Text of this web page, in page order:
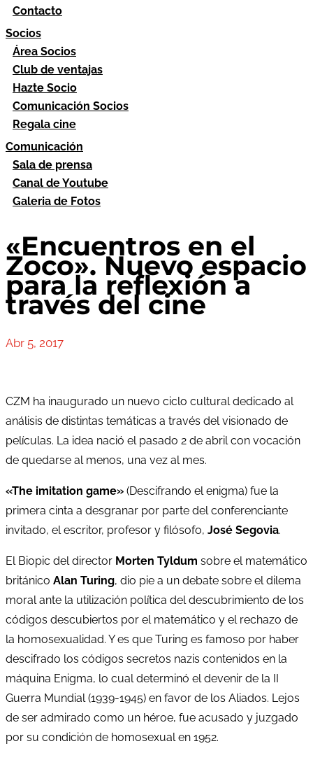
Contacto
Socios
Área Socios
Club de ventajas
Hazte Socio
Comunicación Socios
Regala cine
Comunicación
Sala de prensa
Canal de Youtube
Galeria de Fotos
«Encuentros en el
Zoco». Nuevo espacio
para la reflexión a
través del cine
Abr 5, 2017
CZM ha inaugurado un nuevo ciclo cultural dedicado al
análisis de distintas temáticas a través del visionado de
películas. La idea nació el pasado 2 de abril con vocación
de quedarse al menos, una vez al mes.
«The imitation game» (Descifrando el enigma) fue la
primera cinta a desgranar por parte del conferenciante
invitado, el escritor, profesor y filósofo, José Segovia.
El Biopic del director Morten Tyldum sobre el matemático
británico Alan Turing, dio pie a un debate sobre el dilema
moral ante la utilización política del descubrimiento de los
códigos descubiertos por el matemático y el rechazo de
la homosexualidad. Y es que Turing es famoso por haber
descifrado los códigos secretos nazis contenidos en la
máquina Enigma, lo cual determinó el devenir de la II
Guerra Mundial (1939-1945) en favor de los Aliados. Lejos
de ser admirado como un héroe, fue acusado y juzgado
por su condición de homosexual en 1952.